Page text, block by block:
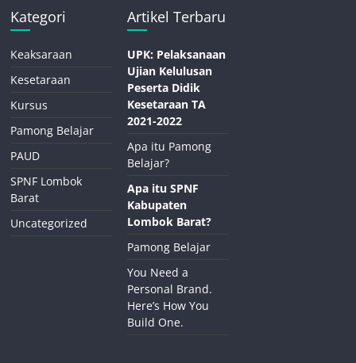
Kategori
Keaksaraan
Kesetaraan
Kursus
Pamong Belajar
PAUD
SPNF Lombok
Barat
Uncategorized
Artikel Terbaru
UPK: Pelaksanaan
Ujian Kelulusan
Peserta Didik
Kesetaraan TA
2021-2022
Apa itu Pamong
Belajar?
Apa itu SPNF
Kabupaten
Lombok Barat?
Pamong Belajar
You Need a
Personal Brand.
Here’s How You
Build One.